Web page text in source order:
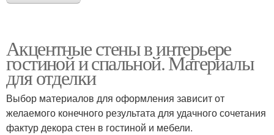
Акцентные стены в интерьере
гостиной и спальной. Материалы
для отделки
Выбор материалов для оформления зависит от
желаемого конечного результата для удачного сочетания
фактур декора стен в гостиной и мебели.